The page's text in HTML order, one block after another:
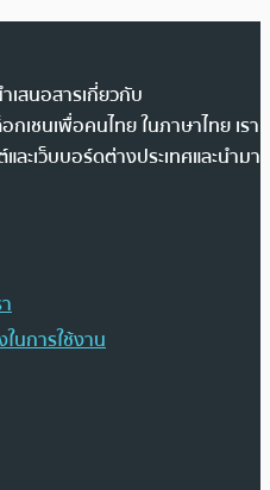
เสนอสารเกี่ยวกับ
เชนเพื่อคนไทย ในภาษาไทย เรา
ะเว็บบอร์ดต่างประเทศและนำมา
นการใช้งาน